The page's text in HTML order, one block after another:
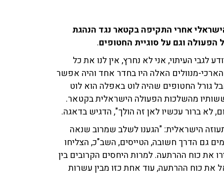
אחרי התקיפה בקטאר נגד הנהגת
וגם על סוגיית החטופים.
לגבי העיתוי, אני לא נחרץ, אין לנו את כל
מנוולים האלה היו בחדר אחד והיה אפשר
גורל החטופים שהיה לוט באפלה הוא לוט
מהשלכות הפעולה הישראלית בקטאר.
לא ברור עכשיו לאן זה הולך", הדגיש בדאגה.
הישראלית: "הגענו לשלב שמרוב שנאה
גם הדרך חשובה, הטייסים, השב"כ, הצליחו
כוח ההרתעה. למרות היחסים הקרובים בין
כוח ההרתעה, עוד אחת כזו מבין עשרות